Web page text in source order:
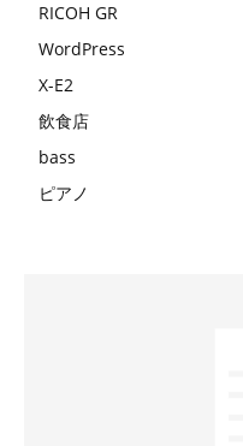
RICOH GR
WordPress
X-E2
飲食店
bass
ピアノ